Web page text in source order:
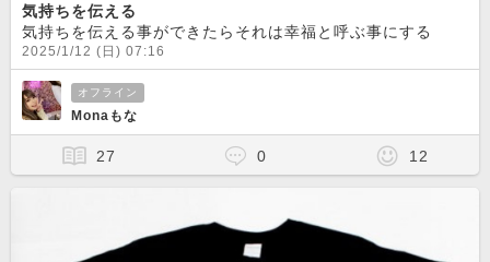
気持ちを伝える
気持ちを伝える事ができたらそれは幸福と呼ぶ事にする
2025/1/12 (日) 07:16
オフライン
Monaもな
27 0 12